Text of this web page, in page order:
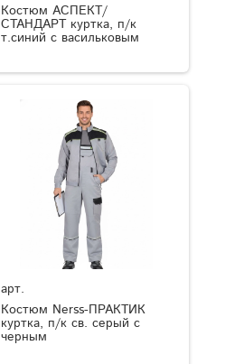
Костюм АСПЕКТ/
СТАНДАРТ куртка, п/к
т.синий с васильковым
арт.
Костюм Nerss-ПРАКТИК
куртка, п/к св. серый с
черным